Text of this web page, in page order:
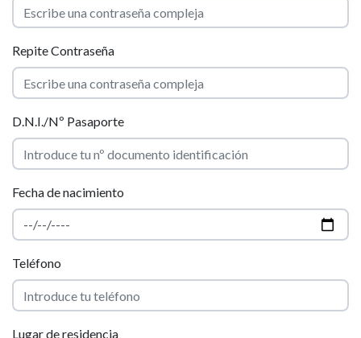
Repite Contraseña
D.N.I./Nº Pasaporte
Fecha de nacimiento
Teléfono
Lugar de residencia